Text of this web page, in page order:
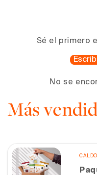
Sé el primero
No se
Más